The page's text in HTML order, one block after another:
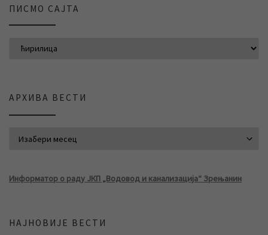
ПИСМО САЈТА
АРХИВА ВЕСТИ
Информатор о раду ЈКП „Водовод и канализација“ Зрењанин
НАЈНОВИЈЕ ВЕСТИ